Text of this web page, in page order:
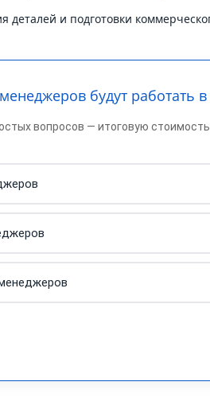
деталей и подготовки
будут работать в
вопросов — итоговую